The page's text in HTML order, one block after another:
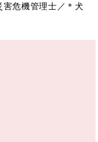
危機管理士／＊犬